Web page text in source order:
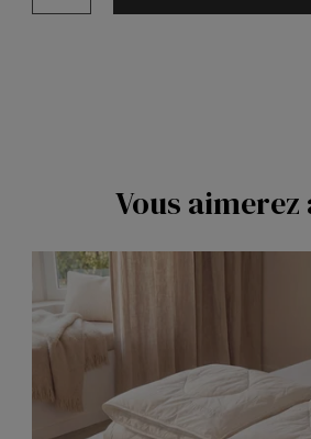
Vous aimerez